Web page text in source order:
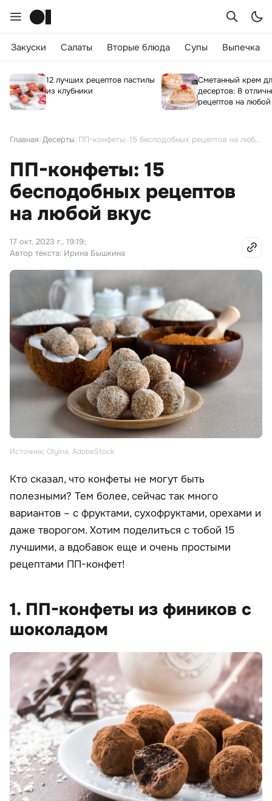
Закуски Салаты Вторые блюда Супы Выпечка
12 лучших рецептов пастилы
из клубники
Сметанный крем
десертов: 8
рецептов на любой
Главная Десерты ПП-конфеты: 15 бесподобных рецептов на любой вкус
ПП-конфеты: 15
бесподобных рецептов
на любой вкус
17 окт. 2023 г., 19:19;
Автор текста: Ирина Бышкина
Источник: Olyina, AdobeStock
Кто сказал, что конфеты не могут быть
полезными? Тем более, сейчас так много
вариантов – с фруктами, сухофруктами, орехами и
даже творогом. Хотим поделиться с тобой 15
лучшими, а вдобавок еще и очень простыми
рецептами ПП-конфет!
1. ПП-конфеты из фиников с
шоколадом